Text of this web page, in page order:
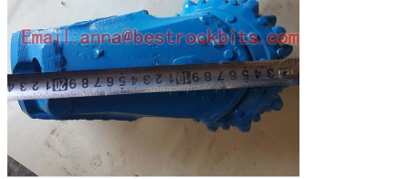
Оставьте сообщение
Мы скоро тебе перезвоним!